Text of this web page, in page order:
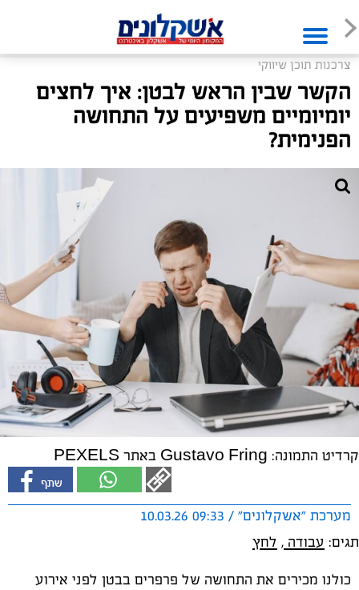
צרכנות תוכן שיווקי
הקשר שבין הראש לבטן: איך לחצים
יומיומיים משפיעים על התחושה
הפנימית?
קרדיט התמונה: Gustavo Fring באתר PEXELS
מערכת "אשקלונים" / 09:33 10.03.26
תגים: עבודה , לחץ
כולנו מכירים את התחושה של פרפרים בבטן לפני אירוע